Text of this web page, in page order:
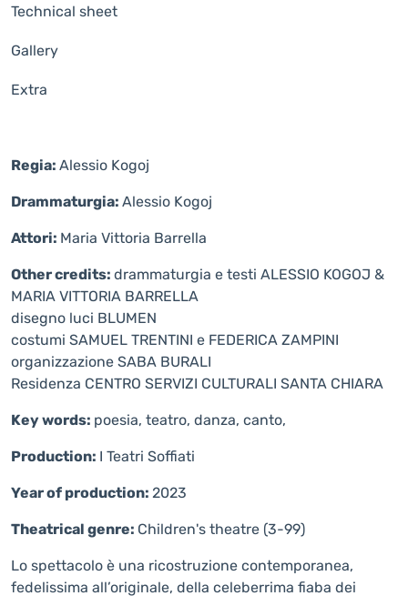
Technical sheet
Gallery
Extra
Regia: Alessio Kogoj
Drammaturgia: Alessio Kogoj
Attori: Maria Vittoria Barrella
Other credits: drammaturgia e testi ALESSIO KOGOJ &
MARIA VITTORIA BARRELLA
disegno luci BLUMEN
costumi SAMUEL TRENTINI e FEDERICA ZAMPINI
organizzazione SABA BURALI
Residenza CENTRO SERVIZI CULTURALI SANTA CHIARA
Key words: poesia, teatro, danza, canto,
Production: I Teatri Soffiati
Year of production: 2023
Theatrical genre: Children's theatre (3-99)
Lo spettacolo è una ricostruzione contemporanea,
fedelissima all’originale, della celeberrima fiaba dei